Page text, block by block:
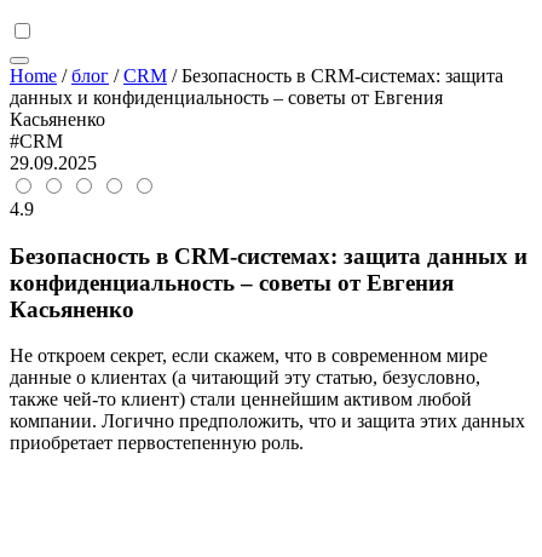
Home /блог /CRM /Безопасность в CRM-системах: защита
данных и конфиденциальность – советы от Евгения
Касьяненко
#CRM
29.09.2025
4.9
Безопасность в CRM-системах: защита данных и
конфиденциальность – советы от Евгения
Касьяненко
Не откроем секрет, если скажем, что в современном мире
данные о клиентах (а читающий эту статью, безусловно,
также чей-то клиент) стали ценнейшим активом любой
компании. Логично предположить, что и защита этих данных
приобретает первостепенную роль.